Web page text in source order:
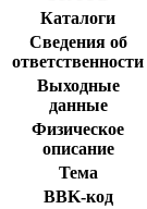
Каталоги
Сведения об
ответственности
Выходные
данные
Физическое
описание
Тема
BBK-код